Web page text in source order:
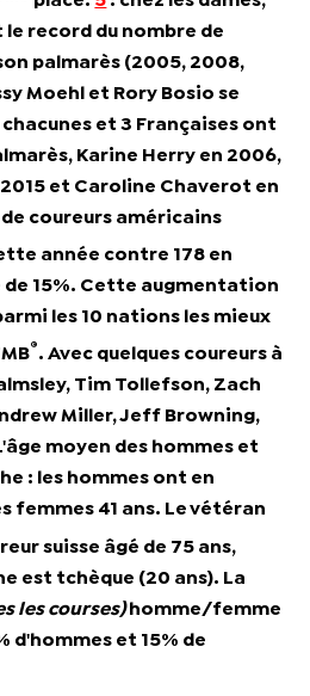
record du nombre de
palmarès (2005, 2008,
Moehl et Rory Bosio se
et 3 Françaises ont
Karine Herry en 2006,
et Caroline Chaverot en
coureurs américains
année contre 178 en
de 15%. Cette augmentation
les 10 nations les mieux
®. Avec quelques coureurs à
, Tim Tollefson, Zach
Miller,Jeff Browning,
âge moyen des hommes et
: les hommes ont en
femmes 41 ans. Le vétéran
suisse âgé de 75 ans,
est tchèque (20 ans). La
les courses)homme/femme
d'hommes et 15% de